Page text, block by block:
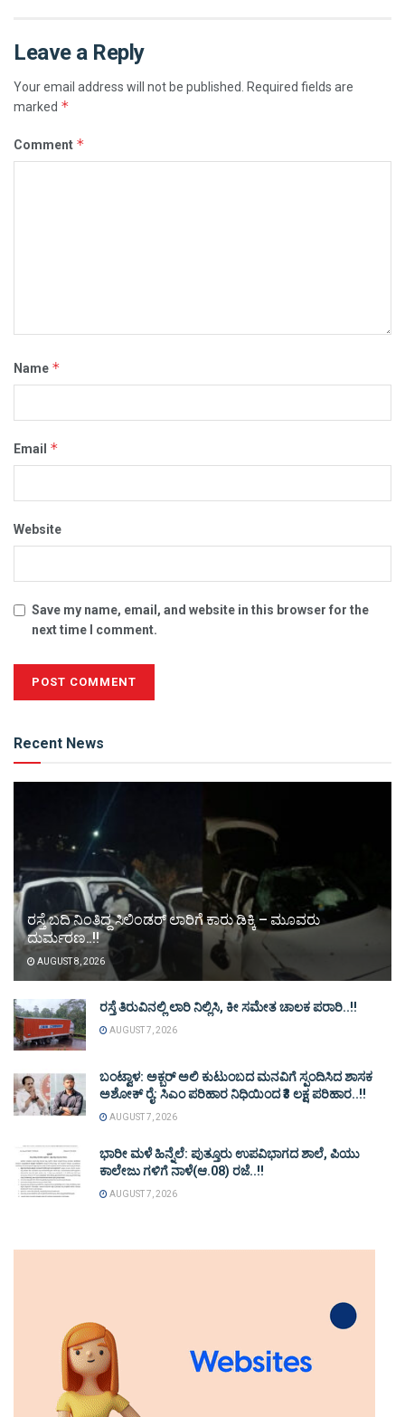
Leave a Reply
Your email address will not be published.
Required fields are
marked *
Comment *
Name *
Email *
Website
Save my name, email, and website in this browser for the
next time I comment.
Recent News
ರಸ್ತೆ ಬದಿ ನಿಂತಿದ್ದ ಸಿಲಿಂಡರ್ ಲಾರಿಗೆ ಕಾರು ಡಿಕ್ಕಿ – ಮೂವರು
ದುರ್ಮರಣ..!!
AUGUST 8, 2026
ರಸ್ತೆ ತಿರುವಿನಲ್ಲಿ ಲಾರಿ ನಿಲ್ಲಿಸಿ, ಕೀ ಸಮೇತ ಚಾಲಕ ಪರಾರಿ..!!
AUGUST 7, 2026
ಬಂಟ್ವಾಳ: ಅಕ್ಬರ್ ಅಲಿ ಕುಟುಂಬದ ಮನವಿಗೆ ಸ್ಪಂದಿಸಿದ ಶಾಸಕ
ಅಶೋಕ್ ರೈ: ಸಿಎಂ ಪರಿಹಾರ ನಿಧಿಯಿಂದ ₹3 ಲಕ್ಷ ಪರಿಹಾರ..!!
AUGUST 7, 2026
ಭಾರೀ ಮಳೆ ಹಿನ್ನೆಲೆ: ಪುತ್ತೂರು ಉಪವಿಭಾಗದ ಶಾಲೆ, ಪಿಯು
ಕಾಲೇಜು ಗಳಿಗೆ ನಾಳೆ(ಆ.08) ರಜೆ..!!
AUGUST 7, 2026